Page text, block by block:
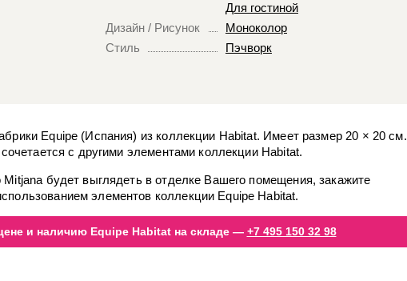
Для гостиной
Дизайн / Рисунок
Моноколор
Стиль
Пэчворк
Equipe (Испания) из коллекции Habitat. Имеет размер 20 × 20 см.
с другими элементами коллекции Habitat.
Mitjana будет выглядеть в отделке Вашего помещения, закажите
элементов коллекции Equipe Habitat.
и наличию Equipe Habitat на складе — +7 495 150 32 98